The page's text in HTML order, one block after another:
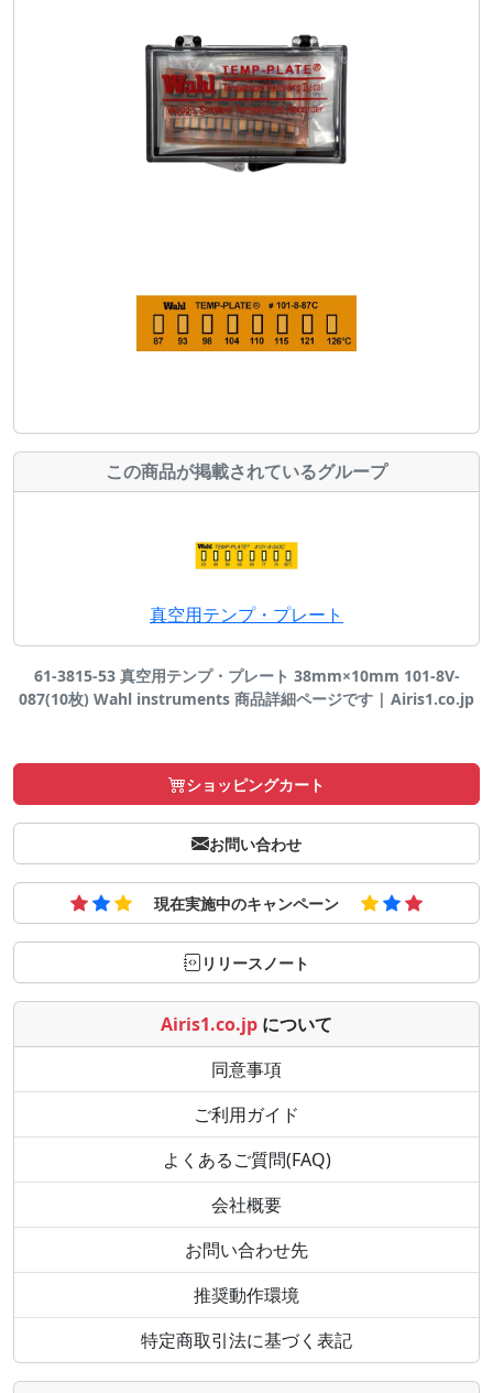
この商品が掲載されているグループ
真空用テンプ・プレート
61-3815-53 真空用テンプ・プレート 38mm×10mm 101-8V-
087(10枚) Wahl instruments 商品詳細ページです | Airis1.co.jp
ショッピングカート
お問い合わせ
現在実施中のキャンペーン
リリースノート
Airis1.co.jp について
同意事項
ご利用ガイド
よくあるご質問(FAQ)
会社概要
お問い合わせ先
推奨動作環境
特定商取引法に基づく表記